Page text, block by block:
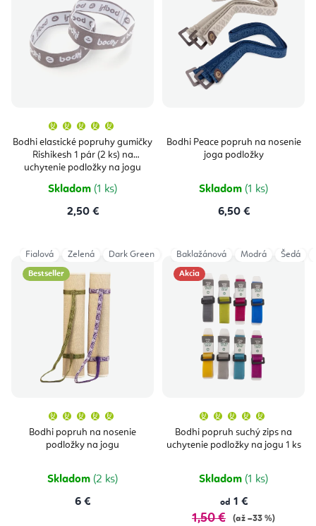
Bodhi elastické popruhy gumičky
Rishikesh 1 pár (2 ks) na
uchytenie podložky na jogu
produktu
je
5,0
z
5
Skladom (1 ks)
2,50 €
Bodhi Peace popruh na nosenie
joga podložky
Skladom (1 ks)
6,50 €
Bestseller
Bodhi popruh na nosenie
podložky na jogu
produktu
je
5,0
hviezdičiek.
Skladom (2 ks)
6 €
Fialová Zelená Dark Green Grey Aubergine
Akcia
Bodhi popruh suchý zips na
uchytenie podložky na jogu 1 ks
produktu
je
5,0
Skladom (1 ks)
od 1 €
1,50 € (až –33 %)
Baklažánová Modrá Šedá